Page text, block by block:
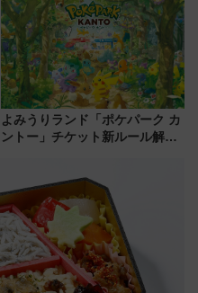
検や特急ラビューも
よみうりランド「ポケパーク カ
ントー」チケット新ルール解